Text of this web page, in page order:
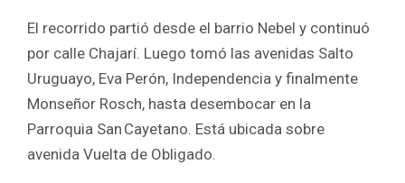
El recorrido partió desde el barrio Nebel y continuó
por calle Chajarí. Luego tomó las avenidas Salto
Uruguayo, Eva Perón, Independencia y finalmente
Monseñor Rosch, hasta desembocar en la
Parroquia San Cayetano. Está ubicada sobre
avenida Vuelta de Obligado.